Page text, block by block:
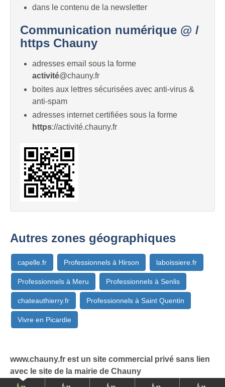
dans le contenu de la newsletter
Communication numérique @ /
https Chauny
adresses email sous la forme
activité@chauny.fr
boites aux lettres sécurisées avec anti-virus &
anti-spam
adresses internet certifiées sous la forme
https://activité.chauny.fr
Autres zones géographiques
capelle.fr Professionnels à Hirson laboissiere.fr
Professionnels à Meru Professionnels à Senlis
chateauthierry.fr Professionnels à Saint Quentin
Vivre en Picardie
www.chauny.fr est un site commercial privé sans lien
avec le site de la mairie de Chauny